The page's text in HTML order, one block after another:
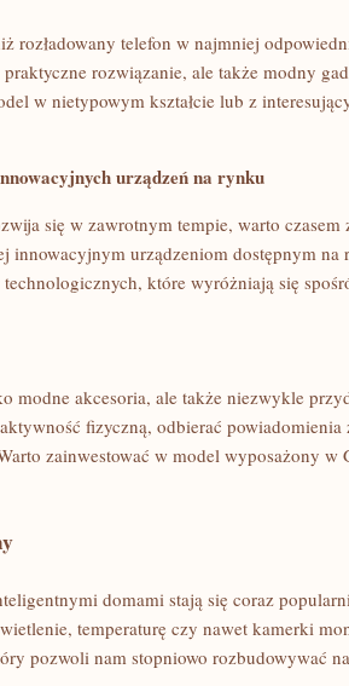
​rozładowany telefon w ​najmniej
rozwiązanie, ale także modny
w nietypowym kształcie lub‍ z
urządzeń na rynku
się w​ zawrotnym tempie, warto
innowacyjnym urządzeniom ⁢dostępnym‍ na
które wyróżniają się
modne akcesoria, ale ‍także niezwykle‍
fizyczną, odbierać
​zainwestować w model wyposażony w
domami ‌stają się coraz
​temperaturę‌ czy nawet ⁣kamerki⁢
pozwoli nam stopniowo rozbudowywać